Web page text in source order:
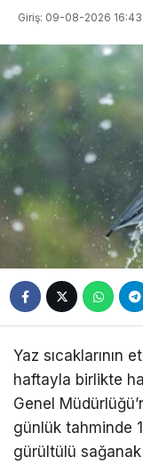
Giriş: 09-08-2026 16:43
Yaz sıcaklarının
haftayla birlikte
Genel
günlük tahminde
gürültülü